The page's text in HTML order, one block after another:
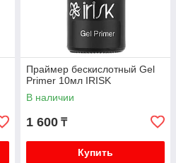
Праймер бескислотный Gel
Primer 10мл IRISK
В наличии
1 600 ₸
Купить